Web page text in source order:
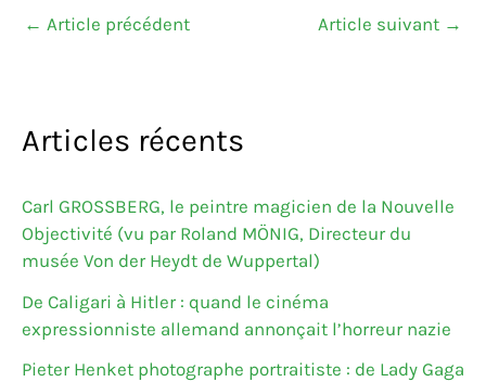
← Article précédent Article suivant →
Articles récents
Carl GROSSBERG, le peintre magicien de la Nouvelle
Objectivité (vu par Roland MÖNIG, Directeur du
musée Von der Heydt de Wuppertal)
De Caligari à Hitler : quand le cinéma
expressionniste allemand annonçait l’horreur nazie
Pieter Henket photographe portraitiste : de Lady Gaga